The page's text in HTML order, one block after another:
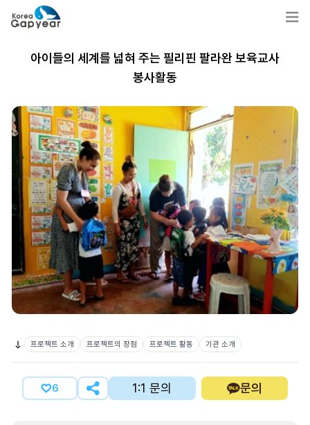
아이들의 세계를 넓혀 주는 필리핀 팔라완 보육교사
봉사활동
프로젝트 소개 프로젝트의 장점 프로젝트 활동 기관 소개
6 1:1 문의 문의